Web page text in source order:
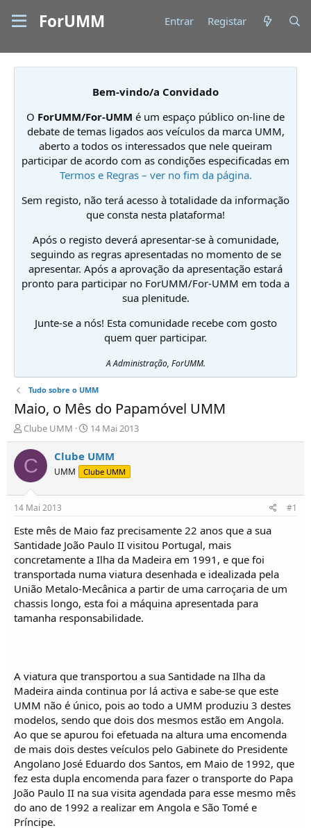
ForUMM Entrar Registar
Bem-vindo/a Convidado
O ForUMM/For-UMM é um espaço público on-line de
debate de temas ligados aos veículos da marca UMM,
aberto a todos os interessados que nele queiram
participar de acordo com as condições especificadas em
Termos e Regras – ver no fim da página.
Sem registo, não terá acesso à totalidade da informação
que consta nesta plataforma!
Após o registo deverá apresentar-se à comunidade,
seguindo as regras apresentadas no momento de se
apresentar. Após a aprovação da apresentação estará
pronto para participar no ForUMM/For-UMM em toda a
sua plenitude.
Junte-se a nós! Esta comunidade recebe com gosto
quem quer participar.
A Administração, ForUMM.
Tudo sobre o UMM
Maio, o Mês do Papamóvel UMM
I
n
i
c
i
d
o
r
e
T
ó
p
i
c
Clube UMM
D
a
t
a
d
í
c
o
14 Mai 2013
C Clube UMM
UMM Clube UMM
14 Mai 2013 #1
Este mês de Maio faz precisamente 22 anos que a sua
Santidade João Paulo II visitou Portugal, mais
concretamente a Ilha da Madeira em 1991, e que foi
transportada numa viatura desenhada e idealizada pela
União Metalo-Mecânica a partir de uma carroçaria de um
chassis longo, esta foi a máquina apresentada para
tamanha responsabilidade.
A viatura que transportou a sua Santidade na Ilha da
Madeira ainda continua por lá activa e sabe-se que este
UMM não é único, pois ao todo a UMM produziu 3 destes
modelos, sendo que dois dos mesmos estão em Angola.
Ao que se apurou foi efetuada na altura uma encomenda
de mais dois destes veículos pelo Gabinete do Presidente
Angolano José Eduardo dos Santos, em Maio de 1992, que
fez esta dupla encomenda para fazer o transporte do Papa
João Paulo II na sua visita agendada para esse mesmo mês
do ano de 1992 a realizar em Angola e São Tomé e
Príncipe.